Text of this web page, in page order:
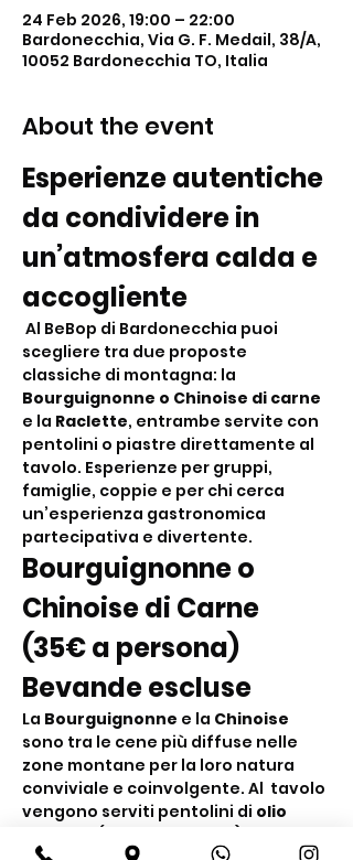
24 Feb 2026, 19:00 – 22:00
Bardonecchia, Via G. F. Medail, 38/A,
10052 Bardonecchia TO, Italia
About the event
Esperienze autentiche
da condividere in
un’atmosfera calda e
accogliente
scegliere tra due proposte
classiche di montagna: la
Bourguignonne o Chinoise di carne
e la Raclette, entrambe servite con
pentolini o piastre direttamente al
tavolo. Esperienze per gruppi,
famiglie, coppie e per chi cerca
un’esperienza gastronomica
partecipativa e divertente.
Bourguignonne o
Chinoise di Carne
(35€ a persona)
Bevande escluse
La Bourguignonne e la Chinoise
sono tra le cene più diffuse nelle
zone montane per la loro natura
conviviale e coinvolgente. Al  tavolo
vengono serviti pentolini di olio